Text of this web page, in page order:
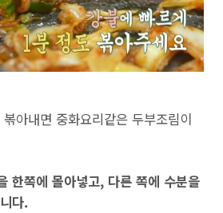
아내면 중화요리같은 두부조림이
한쪽에 몰아넣고, 다른 쪽에 수분을
다.